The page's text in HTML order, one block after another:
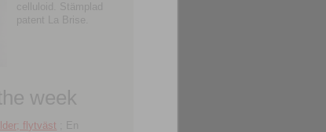
celluloid. Stämplad
patent La Brise.
week
flytväst ; En